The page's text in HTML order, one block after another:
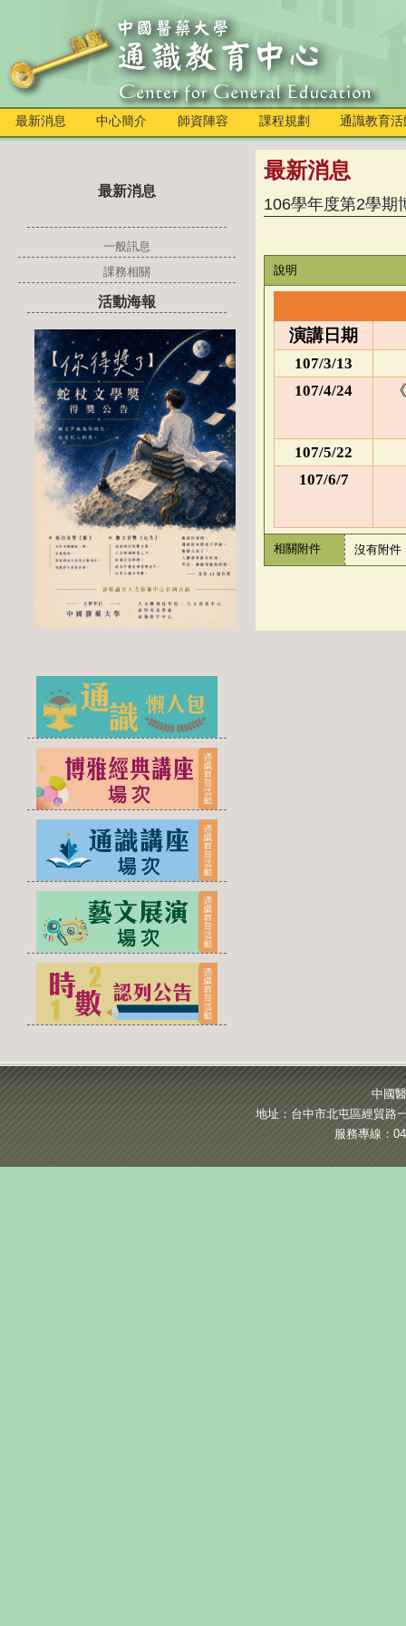
最新消息 中心簡介 師資陣容 課程規劃 通識教育活
最新消息
一般訊息
課務相關
活動海報
最新消息
106學年度第2學期
說明
演講日期
107/3/13
107/4/24
107/5/22
107/6/7
相關附件 沒有附件
中國
地址：台中市北屯區經貿路
服務專線：